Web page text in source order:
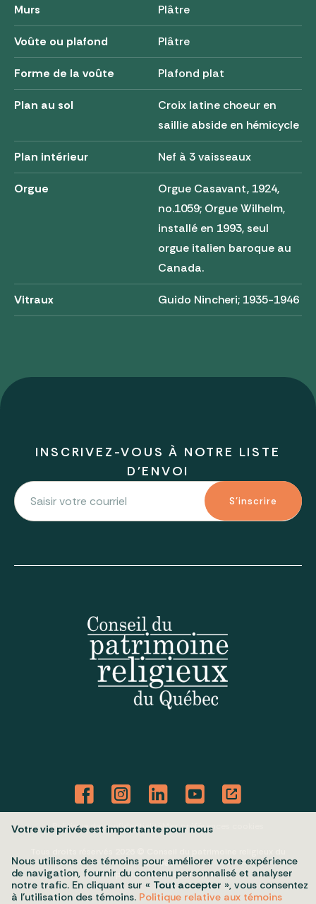
Murs Plâtre
Voûte ou plafond Plâtre
Forme de la voûte Plafond plat
Plan au sol
Croix latine choeur en
saillie abside en hémicycle
Plan intérieur Nef à 3 vaisseaux
Orgue
Orgue Casavant, 1924,
no.1059; Orgue Wilhelm,
installé en 1993, seul
orgue italien baroque au
Canada.
Vitraux Guido Nincheri; 1935-1946
INSCRIVEZ-VOUS À NOTRE LISTE
D'ENVOI
S'inscrire
Politique de confidentialité Mes préférences cookies
Québec
Conception et réalisation :Nubee
Votre vie privée est importante pour nous
Nous utilisons des témoins pour améliorer votre expérience
de navigation, fournir du contenu personnalisé et analyser
notre trafic. En cliquant sur « Tout accepter », vous consentez
à l’utilisation des témoins. Politique relative aux témoins